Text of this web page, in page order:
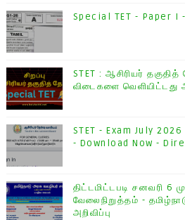
Special TET - Paper I
STET : ஆசிரியர்
விடைகளை வெளியிட்டது
STET - Exam July
- Download Now -
திட்டமிட்டபடி சனவரி 6
வேலைநிறுத்தம் -
அறிவிப்பு